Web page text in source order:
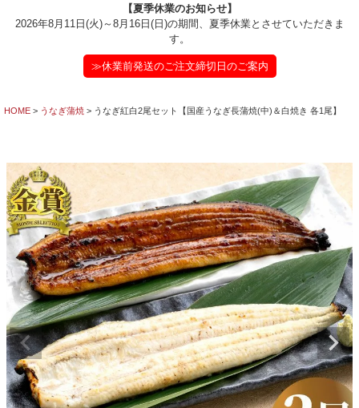
【夏季休業のお知らせ】
2026年8月11日(火)～8月16日(日)の期間、夏季休業とさせていただきま
す。
≫休業前発送のご注文締切日のご案内
HOME うなぎ蒲焼 うなぎ紅白2尾セット【国産うなぎ長蒲焼(中)＆白焼き 各1尾】